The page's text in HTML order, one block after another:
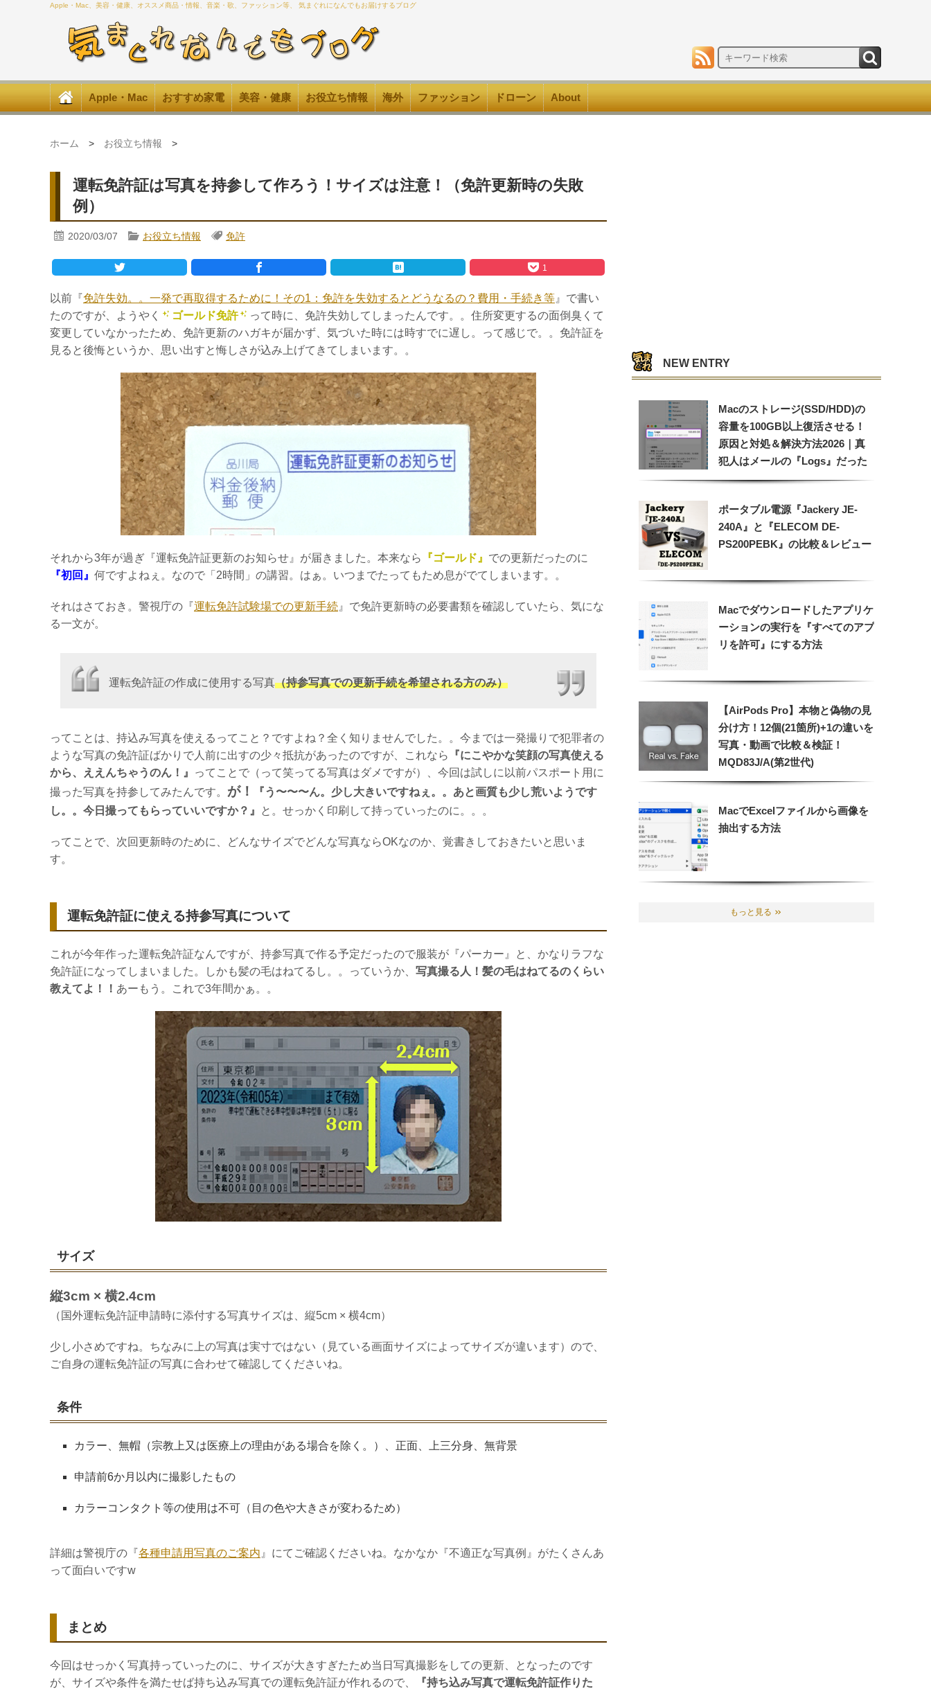
Apple・Mac、美容・健康、オススメ商品・情報、音楽・歌、ファッション等、 気まぐれになんでもお届けするブログ
Apple・Mac おすすめ家電 美容・健康 お役立ち情報 海外 ファッション ドローン About
ホーム > お役立ち情報 >
運転免許証は写真を持参して作ろう！サイズは注意！（免許更新時の失敗
例）
2020/03/07 お役立ち情報 免許
1
以前『免許失効。。一発で再取得するために！その1：免許を失効するとどうなるの？費用・手続き等 』で書い
たのですが、ようやく
ゴールド免許
って時に、免許失効してしまったんです。。住所変更するの面倒臭くて
変更していなかったため、免許更新のハガキが届かず、気づいた時には時すでに遅し。って感じで。。免許証を
見ると後悔というか、思い出すと悔しさが込み上げてきてしまいます。。
それから3年が過ぎ『運転免許証更新のお知らせ』が届きました。本来なら 『ゴールド』 での更新だったのに
『初回』 何ですよねぇ。なので「2時間」の講習。はぁ。いつまでたってもため息がでてしまいます。。
それはさておき。警視庁の『運転免許試験場での更新手続 』で免許更新時の必要書類を確認していたら、気にな
る一文が。
運転免許証の作成に使用する写真（持参写真での更新手続を希望される方のみ）
ってことは、持込み写真を使えるってこと？ですよね？全く知りませんでした。。今までは一発撮りで犯罪者の
ような写真の免許証ばかりで人前に出すの少々抵抗があったのですが、これなら
『にこやかな笑顔の写真使える
から、ええんちゃうのん！』
ってことで（って笑ってる写真はダメですが）、今回は試しに以前パスポート用に
撮った写真を持参してみたんです。 が！
『う〜〜〜ん。少し大きいですねぇ。。あと画質も少し荒いようです
し。。今日撮ってもらっていいですか？』
と。せっかく印刷して持っていったのに。。。
ってことで、次回更新時のために、どんなサイズでどんな写真ならOKなのか、覚書きしておきたいと思いま
す。
運転免許証に使える持参写真について
これが今年作った運転免許証なんですが、持参写真で作る予定だったので服装が『パーカー』と、かなりラフな
免許証になってしまいました。しかも髪の毛はねてるし。。っていうか、 写真撮る人！髪の毛はねてるのくらい
教えてよ！！ あーもう。これで3年間かぁ。。
サイズ
縦3cm × 横2.4cm
（国外運転免許証申請時に添付する写真サイズは、縦5cm × 横4cm）
少し小さめですね。ちなみに上の写真は実寸ではない（見ている画面サイズによってサイズが違います）ので、
ご自身の運転免許証の写真に合わせて確認してくださいね。
条件
カラー、無帽（宗教上又は医療上の理由がある場合を除く。）、正面、上三分身、無背景
申請前6か月以内に撮影したもの
カラーコンタクト等の使用は不可（目の色や大きさが変わるため）
詳細は警視庁の『各種申請用写真のご案内 』にてご確認くださいね。なかなか『不適正な写真例』がたくさんあ
って面白いですw
まとめ
今回はせっかく写真持っていったのに、サイズが大きすぎたため当日写真撮影をしての更新、となったのです
が、サイズや条件を満たせば持ち込み写真での運転免許証が作れるので、
『持ち込み写真で運転免許証作りた
NEW ENTRY
Macのストレージ(SSD/HDD)の
容量を100GB以上復活させる！
原因と対処＆解決方法2026｜真
犯人はメールの『Logs』だった
ポータブル電源『Jackery JE-
240A』と『ELECOM DE-
PS200PEBK』の比較＆レビュー
Macでダウンロードしたアプリケ
ーションの実行を『すべてのアプ
リを許可』にする方法
【AirPods Pro】本物と偽物の見
分け方！12個(21箇所)+1の違いを
写真・動画で比較＆検証！
MQD83J/A(第2世代)
MacでExcelファイルから画像を
抽出する方法
もっと見る ＞＞